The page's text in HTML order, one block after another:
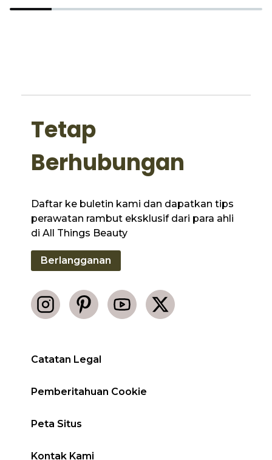
Catatan Legal
Pemberitahuan Cookie
Peta Situs
Kontak Kami
Tetap
Berhubungan
Daftar ke buletin kami dan dapatkan tips
perawatan rambut eksklusif dari para ahli
di All Things Beauty
Berlangganan